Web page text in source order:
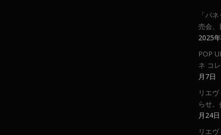
「パ
売会、
2025
POP
ネ コ
月7日
リエ
らせ
月24日
リエ